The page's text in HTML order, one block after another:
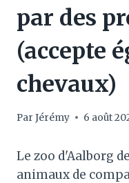
par des
(accepte
chevaux)
Par Jérémy 6 août
Le zoo d'Aalborg
animaux de